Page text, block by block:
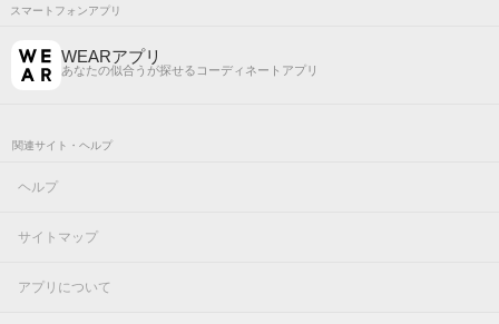
スマートフォンアプリ
WEARアプリ
あなたの似合うが探せるコーディネートアプリ
関連サイト・ヘルプ
ヘルプ
サイトマップ
アプリについて